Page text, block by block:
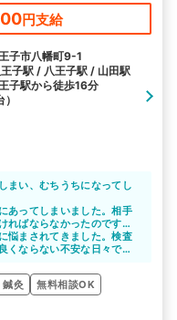
円支給
子市八幡町9-1
子駅 / 八王子駅 / 山田駅
子駅から徒歩16分
まい、むちうちになってし
き、治療やアドバイスをも
業時間も長いので、仕事終
です。
あってしまいました。相手
ればならなかったのです
初めてで、どのように対応
通事故病院で紹介してもら
だけました。
状態だったので本当に助か
ほうも良くなりました。
悩まされてきました。検査
くならない不安な日々でし
いくことができ施術をは
なかったのに、自分でも驚
にお力借りながら、さら
鍼灸
無料相談OK